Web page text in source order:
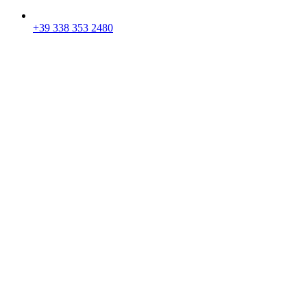
+39 338 353 2480